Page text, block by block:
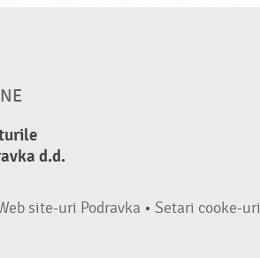
d.d.
site-uri Podravka • Setari cooke-uri